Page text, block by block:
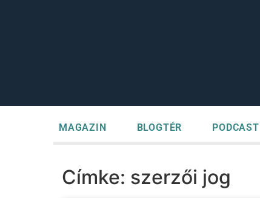
MAGAZIN BLOGTÉR PODCAST
Címke: szerzői jog